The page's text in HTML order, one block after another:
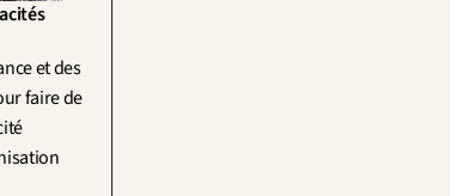
et des
faire de